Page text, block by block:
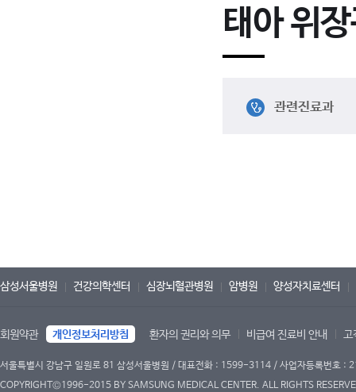
태아 위
관련진료과
삼성서울병원 건강의학센터 심장뇌혈관병원 암병원 양성자치료센터
회원약관 개인정보처리방침 환자의 권리와 의무 비급여 진료비 안내 고
서울특별시 강남구 일원로 81 삼성서울병원 / 대표전화 : 1599-3114 / 사업자등록번호
COPYRIGHT©1996-2015 BY SAMSUNG MEDICAL CENTER. ALL RIGHTS